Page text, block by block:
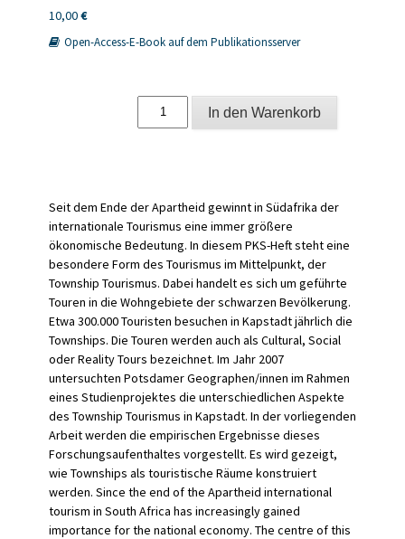
10,00€
Open-Access-E-Book auf dem Publikationsserver
In den Warenkorb
Seit dem Ende der Apartheid gewinnt in Südafrika der
internationale Tourismus eine immer größere
ökonomische Bedeutung. In diesem PKS-Heft steht eine
besondere Form des Tourismus im Mittelpunkt, der
Township Tourismus. Dabei handelt es sich um geführte
Touren in die Wohngebiete der schwarzen Bevölkerung.
Etwa 300.000 Touristen besuchen in Kapstadt jährlich die
Townships. Die Touren werden auch als Cultural, Social
oder Reality Tours bezeichnet. Im Jahr 2007
untersuchten Potsdamer Geographen/innen im Rahmen
eines Studienprojektes die unterschiedlichen Aspekte
des Township Tourismus in Kapstadt. In der vorliegenden
Arbeit werden die empirischen Ergebnisse dieses
Forschungsaufenthaltes vorgestellt. Es wird gezeigt,
wie Townships als touristische Räume konstruiert
werden. Since the end of the Apartheid international
tourism in South Africa has increasingly gained
importance for the national economy. The centre of this